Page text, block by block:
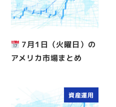
7月1日（火曜日）の
アメリカ市場まとめ
資産運用